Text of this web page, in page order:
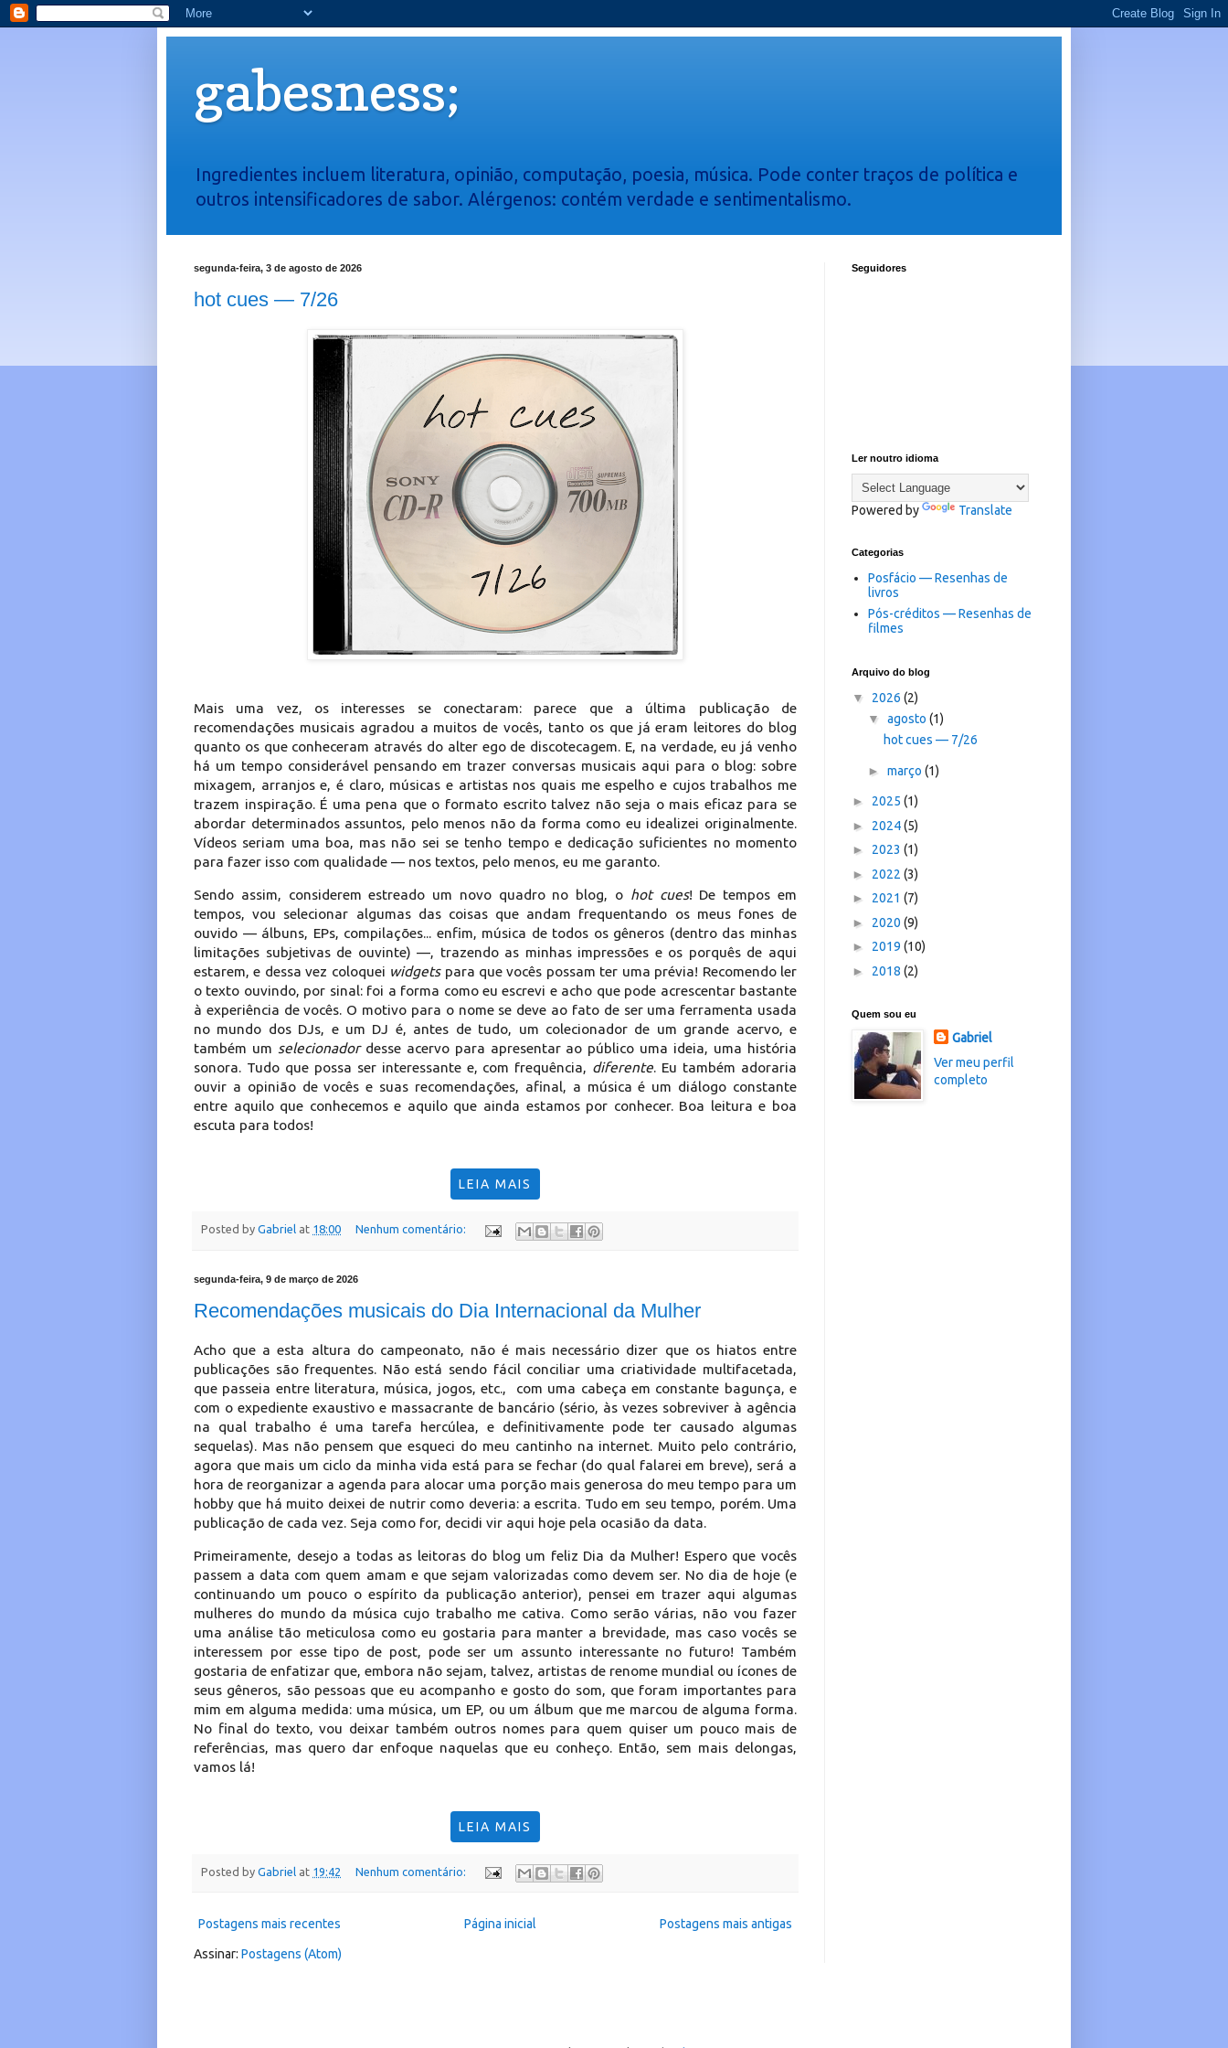
gabesness;
Ingredientes incluem literatura, opinião, computação, poesia, música. Pode conter traços de política e
outros intensificadores de sabor. Alérgenos: contém verdade e sentimentalismo.
segunda-feira, 3 de agosto de 2026
hot cues — 7/26
Mais uma vez, os interesses se conectaram: parece que a última publicação de
recomendações musicais agradou a muitos de vocês, tanto os que já eram leitores do blog
quanto os que conheceram através do alter ego de discotecagem. E, na verdade, eu já venho
há um tempo considerável pensando em trazer conversas musicais aqui para o blog: sobre
mixagem, arranjos e, é claro, músicas e artistas nos quais me espelho e cujos trabalhos me
trazem inspiração. É uma pena que o formato escrito talvez não seja o mais eficaz para se
abordar determinados assuntos, pelo menos não da forma como eu idealizei originalmente.
Vídeos seriam uma boa, mas não sei se tenho tempo e dedicação suficientes no momento
para fazer isso com qualidade — nos textos, pelo menos, eu me garanto.
Sendo assim, considerem estreado um novo quadro no blog, o hot cues! De tempos em
tempos, vou selecionar algumas das coisas que andam frequentando os meus fones de
ouvido — álbuns, EPs, compilações... enfim, música de todos os gêneros (dentro das minhas
limitações subjetivas de ouvinte) —, trazendo as minhas impressões e os porquês de aqui
estarem, e dessa vez coloquei widgets para que vocês possam ter uma prévia! Recomendo ler
o texto ouvindo, por sinal: foi a forma como eu escrevi e acho que pode acrescentar bastante
à experiência de vocês. O motivo para o nome se deve ao fato de ser uma ferramenta usada
no mundo dos DJs, e um DJ é, antes de tudo, um colecionador de um grande acervo, e
também um selecionador desse acervo para apresentar ao público uma ideia, uma história
sonora. Tudo que possa ser interessante e, com frequência, diferente. Eu também adoraria
ouvir a opinião de vocês e suas recomendações, afinal, a música é um diálogo constante
entre aquilo que conhecemos e aquilo que ainda estamos por conhecer. Boa leitura e boa
escuta para todos!
LEIA MAIS
Posted by Gabriel at 18:00 Nenhum comentário:
segunda-feira, 9 de março de 2026
Recomendações musicais do Dia Internacional da Mulher
Acho que a esta altura do campeonato, não é mais necessário dizer que os hiatos entre
publicações são frequentes. Não está sendo fácil conciliar uma criatividade multifacetada,
que passeia entre literatura, música, jogos, etc., com uma cabeça em constante bagunça, e
com o expediente exaustivo e massacrante de bancário (sério, às vezes sobreviver à agência
na qual trabalho é uma tarefa hercúlea, e definitivamente pode ter causado algumas
sequelas). Mas não pensem que esqueci do meu cantinho na internet. Muito pelo contrário,
agora que mais um ciclo da minha vida está para se fechar (do qual falarei em breve), será a
hora de reorganizar a agenda para alocar uma porção mais generosa do meu tempo para um
hobby que há muito deixei de nutrir como deveria: a escrita. Tudo em seu tempo, porém. Uma
publicação de cada vez. Seja como for, decidi vir aqui hoje pela ocasião da data.
Primeiramente, desejo a todas as leitoras do blog um feliz Dia da Mulher! Espero que vocês
passem a data com quem amam e que sejam valorizadas como devem ser. No dia de hoje (e
continuando um pouco o espírito da publicação anterior), pensei em trazer aqui algumas
mulheres do mundo da música cujo trabalho me cativa. Como serão várias, não vou fazer
uma análise tão meticulosa como eu gostaria para manter a brevidade, mas caso vocês se
interessem por esse tipo de post, pode ser um assunto interessante no futuro! Também
gostaria de enfatizar que, embora não sejam, talvez, artistas de renome mundial ou ícones de
seus gêneros, são pessoas que eu acompanho e gosto do som, que foram importantes para
mim em alguma medida: uma música, um EP, ou um álbum que me marcou de alguma forma.
No final do texto, vou deixar também outros nomes para quem quiser um pouco mais de
referências, mas quero dar enfoque naquelas que eu conheço. Então, sem mais delongas,
vamos lá!
LEIA MAIS
Posted by Gabriel at 19:42 Nenhum comentário:
Postagens mais recentes Postagens mais antigas
Página inicial
Assinar: Postagens (Atom)
Seguidores
Ler noutro idioma
Powered by Translate
Categorias
Posfácio — Resenhas de
livros
Pós-créditos — Resenhas de
filmes
Arquivo do blog
▼ 2026 (2)
▼ agosto (1)
hot cues — 7/26
► março (1)
► 2025 (1)
► 2024(5)
► 2023 (1)
► 2022 (3)
► 2021 (7)
► 2020 (9)
► 2019 (10)
► 2018 (2)
Quem sou eu
Gabriel
Ver meu perfil
completo